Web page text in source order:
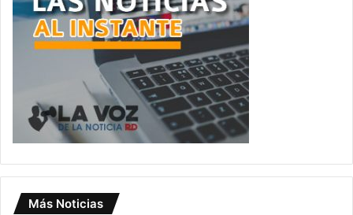
Más Noticias